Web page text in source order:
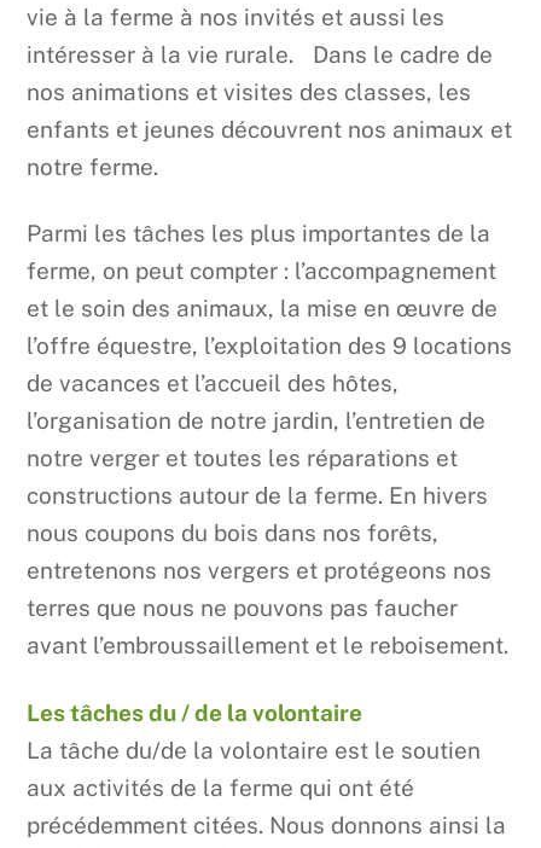
vie à la ferme à nos invités et aussi les
intéresser à la vie rurale. Dans le cadre de
nos animations et visites des classes, les
enfants et jeunes découvrent nos animaux et
notre ferme.
Parmi les tâches les plus importantes de la
ferme, on peut compter : l’accompagnement
et le soin des animaux, la mise en œuvre de
l’offre équestre, l’exploitation des 9 locations
de vacances et l’accueil des hôtes,
l’organisation de notre jardin, l’entretien de
notre verger et toutes les réparations et
constructions autour de la ferme. En hivers
nous coupons du bois dans nos forêts,
entretenons nos vergers et protégeons nos
terres que nous ne pouvons pas faucher
avant l’embroussaillement et le reboisement.
Les tâches du / de la volontaire
La tâche du/de la volontaire est le soutien
aux activités de la ferme qui ont été
précédemment citées. Nous donnons ainsi la